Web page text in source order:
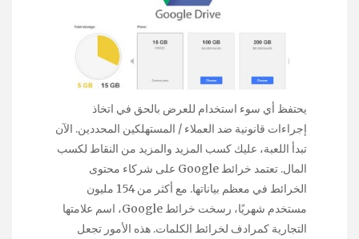
يحتفظ أي سوء استخدام للعرض بالحق في اتخاذ
إجراءات قانونية ضد العملاء / المستهلكين المحددين. الآن
تبدأ اللعبة، عليك كسب المزيد والمزيد من النقاط لكسب
المال. تعتمد خرائط Google على شركاء محتوى
الخرائط في معظم بياناتها. مع أكثر من 154 مليون
مستخدم شهريًا، رسخت خرائط Google، اسم علامتها
التجارية كمرادف لخرائط الكلمات. هذه الأمور تجعل